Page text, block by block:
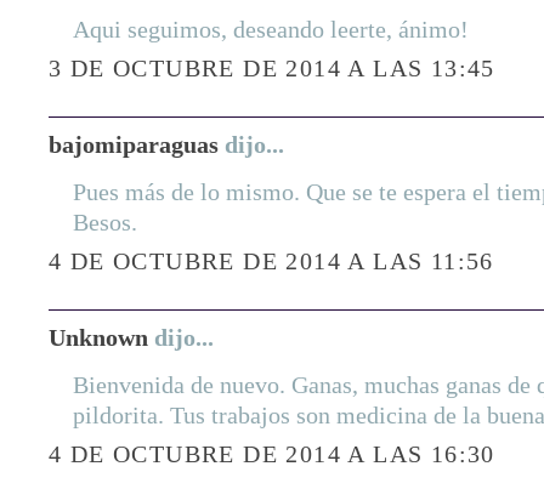
Aqui seguimos, deseando leerte, ánimo!
3 DE OCTUBRE DE 2014 A LAS 13:45
bajomiparaguas dijo...
Pues más de lo mismo. Que se te espera el
Besos.
4 DE OCTUBRE DE 2014 A LAS 11:56
Unknown dijo...
Bienvenida de nuevo. Ganas, muchas ganas de
pildorita. Tus trabajos son medicina de la
4 DE OCTUBRE DE 2014 A LAS 16:30